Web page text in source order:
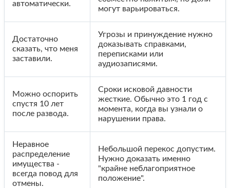
автоматически.
могут варьироваться.
Достаточно
сказать, что меня
заставили.
Угрозы и принуждение нужно
доказывать справками,
переписками или
аудиозаписями.
Можно оспорить
спустя 10 лет
после развода.
Сроки исковой давности
жесткие. Обычно это 1 год с
момента, когда вы узнали о
нарушении права.
Неравное
распределение
имущества -
всегда повод для
отмены.
Небольшой перекос допустим.
Нужно доказать именно
"крайне неблагоприятное
положение".